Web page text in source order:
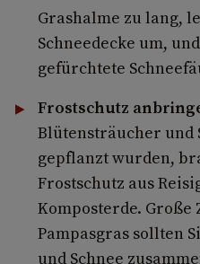
Grashalme zu lang,
Schneedecke um,
gefürchtete
Frostschutz
Blütensträucher und
gepflanzt wurden,
Frostschutz aus
Komposterde.
Pampasgras sollten
und Schnee